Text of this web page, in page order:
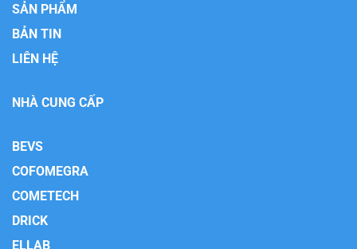
SẢN PHẨM
BẢN TIN
LIÊN HỆ
NHÀ CUNG CẤP
BEVS
COFOMEGRA
COMETECH
DRICK
ELLAB